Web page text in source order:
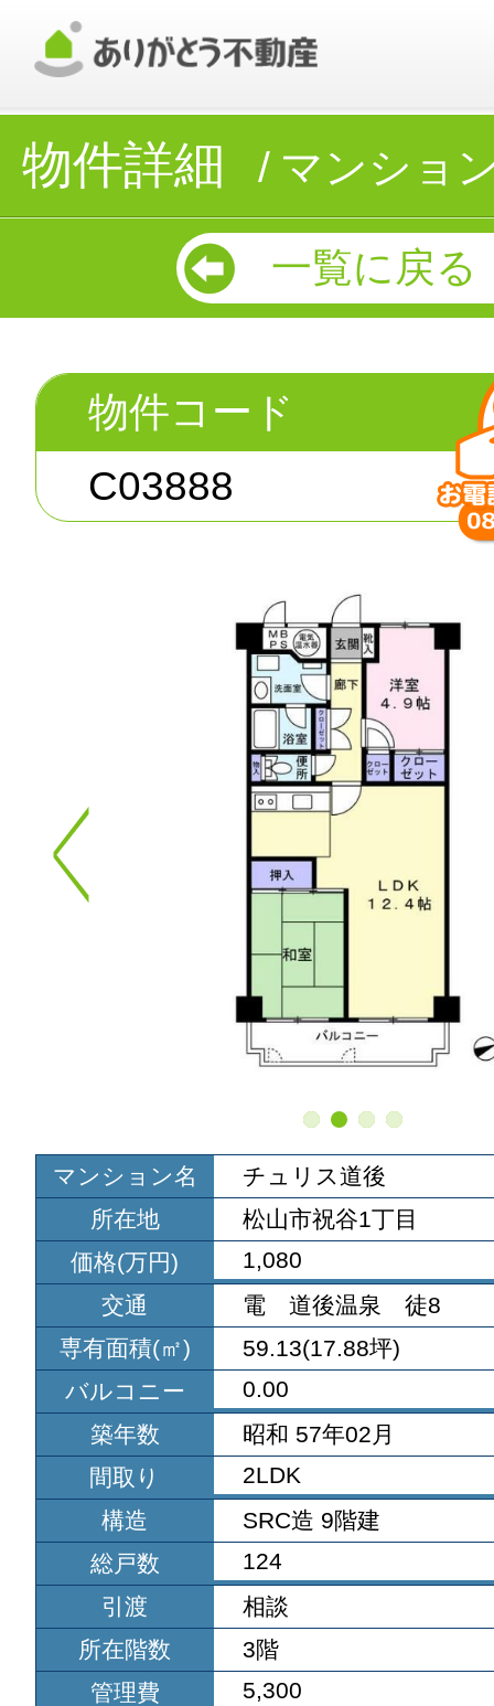
物件詳細 マンショ
一覧に戻る
物件コード
C03888
マンション名
チュリス道後
所在地
松山市祝谷1丁目
価格(万円)
1,080
交通
電 道後温泉 徒8
専有面積(㎡)
59.13(17.88坪)
バルコニー
0.00
築年数
昭和 57年02月
間取り
2LDK
構造
SRC造 9階建
総戸数
124
引渡
相談
所在階数
3階
管理費
5,300